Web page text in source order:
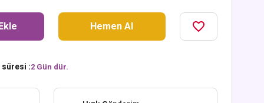
Hemen Al
:2 Gün dür.